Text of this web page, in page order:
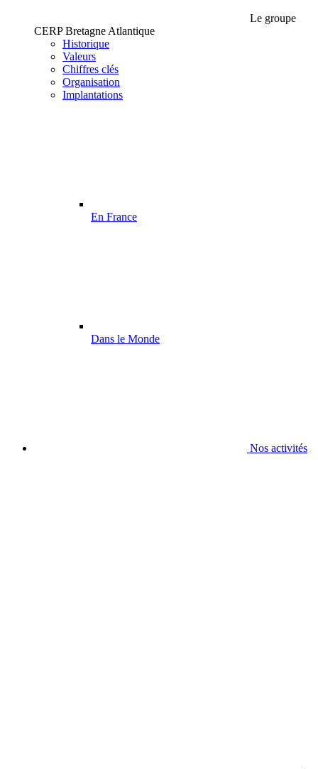
Le groupe
CERP Bretagne Atlantique
Historique
Valeurs
Chiffres clés
Organisation
Implantations
En France
Dans le Monde
Nos activités